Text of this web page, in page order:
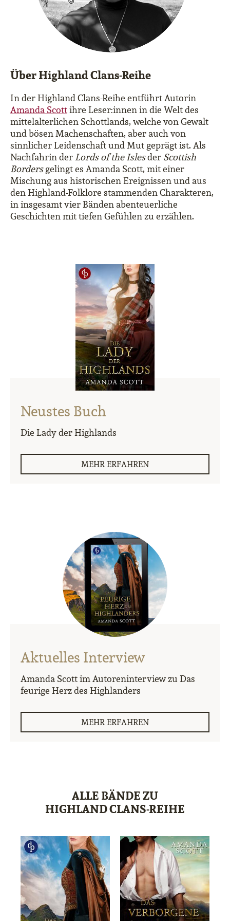
Über Highland Clans-Reihe
In der Highland Clans-Reihe entführt Autorin
Amanda Scottihre Leser:innen in die Welt des
mittelalterlichen Schottlands, welche von Gewalt
und bösen Machenschaften, aber auch von
sinnlicher Leidenschaft und Mut geprägt ist. Als
Nachfahrin der Lords of the Islesder Scottish
Bordersgelingt es Amanda Scott,mit einer
Mischung aus historischen Ereignissen und aus
den Highland-Folklore stammenden Charakteren,
in insgesamt vier Bänden abenteuerliche
Geschichten mit tiefen Gefühlen zu erzählen.
Neustes Buch
Die Lady der Highlands
MEHR ERFAHREN
Aktuelles Interview
Amanda Scott im Autoreninterview zu Das
feurige Herz des Highlanders
MEHR ERFAHREN
ALLE BÄNDE ZU
HIGHLAND CLANS-REIHE